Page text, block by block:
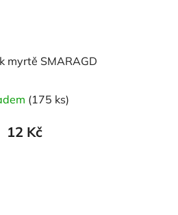
myrtě SMARAGD
(175 ks)
12 Kč